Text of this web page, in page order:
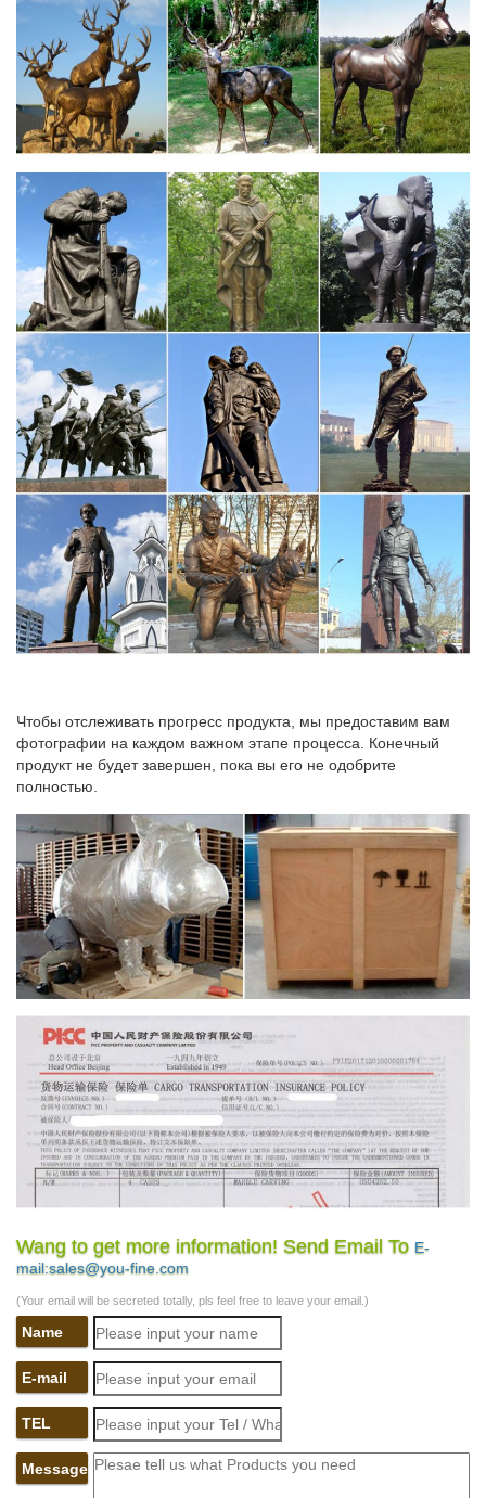
Чтобы отслеживать прогресс продукта, мы предоставим вам
фотографии на каждом важном этапе процесса. Конечный
продукт не будет завершен, пока вы его не одобрите
полностью.
Wang to get more information! Send Email To E-
mail:sales@you-fine.com
(Your email will be secreted totally, pls feel free to leave your email.)
Name
E-mail
TEL
Message